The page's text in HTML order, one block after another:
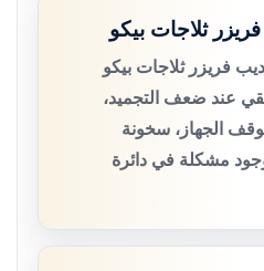
ثلاجات بيكو
فريزر ثلاجات بيكو
عند ضعف التجميد،
توقف الجهاز، سخونة
وجود مشكلة في دائرة